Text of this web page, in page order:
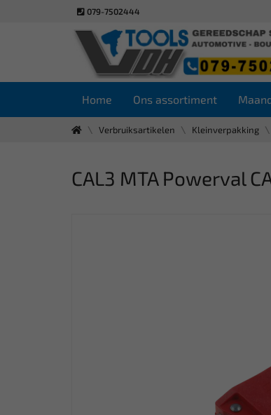
079-7502444
Home Ons assortiment
Verbruiksartikelen Kleinverpakking
CAL3 MTA Powerval